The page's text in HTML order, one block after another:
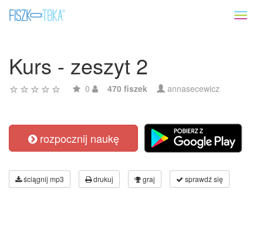
Kurs - zeszyt 2
0 470 fiszek annasecewicz
rozpocznij naukę
ściągnij mp3 drukuj graj sprawdź się